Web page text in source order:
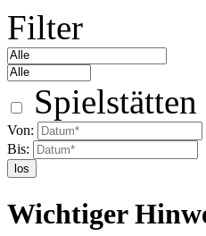
Filter
Spielstätten
Von:
Bis:
los
Wichtiger